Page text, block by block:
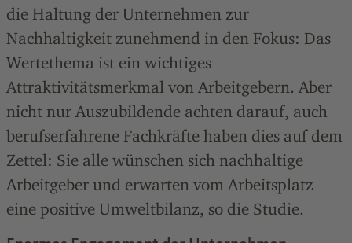
die Haltung der Unternehmen zur
Nachhaltigkeit zunehmend in den Fokus: Das
Wertethema ist ein wichtiges
Attraktivitätsmerkmal von Arbeitgebern. Aber
nicht nur Auszubildende achten darauf, auch
berufserfahrene Fachkräfte haben dies auf dem
Zettel: Sie alle wünschen sich nachhaltige
Arbeitgeber und erwarten vom Arbeitsplatz
eine positive Umweltbilanz, so die Studie.